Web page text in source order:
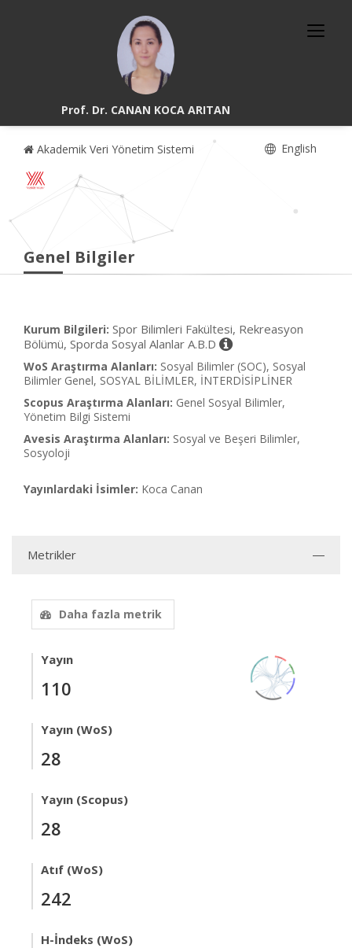
Prof. Dr. CANAN KOCA ARITAN
Akademik Veri Yönetim Sistemi English
Genel Bilgiler
Kurum Bilgileri: Spor Bilimleri Fakültesi, Rekreasyon
Bölümü, Sporda Sosyal Alanlar A.B.D
WoS Araştırma Alanları: Sosyal Bilimler (SOC), Sosyal
Bilimler Genel, SOSYAL BİLİMLER, İNTERDİSİPLİNER
Scopus Araştırma Alanları: Genel Sosyal Bilimler,
Yönetim Bilgi Sistemi
Avesis Araştırma Alanları: Sosyal ve Beşeri Bilimler,
Sosyoloji
Yayınlardaki İsimler: Koca Canan
Metrikler
Daha fazla metrik
Yayın
110
Yayın (WoS)
28
Yayın (Scopus)
28
Atıf (WoS)
242
H-İndeks (WoS)